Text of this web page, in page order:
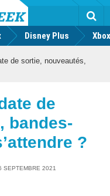
Disney Plus
de sortie, nouveautés,
de
bandes-
?
SEPTEMBRE 2021
Youtube